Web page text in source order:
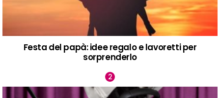
Festa del papà: idee regalo e lavoretti per
sorprenderlo